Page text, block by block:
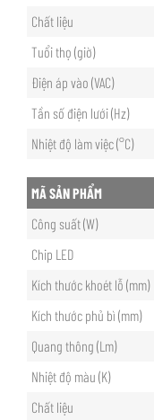
Chất liệu
Tuổi thọ (giờ)
Điện áp vào (VAC)
Tần số điện lưới (Hz)
Nhiệt độ làm việc (°C)
MÃ SẢN PHẨM
Công suất (W)
Chip LED
Kích thước khoét lỗ (mm)
Kích thước phủ bì (mm)
Quang thông (Lm)
Nhiệt độ màu (K)
Chất liệu